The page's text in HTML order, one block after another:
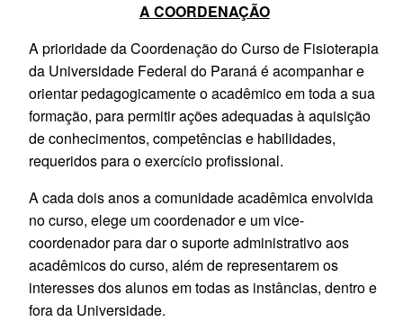
A COORDENAÇÃO
A prioridade da Coordenação do Curso de Fisioterapia
da Universidade Federal do Paraná é acompanhar e
orientar pedagogicamente o acadêmico em toda a sua
formação, para permitir ações adequadas à aquisição
de conhecimentos, competências e habilidades,
requeridos para o exercício profissional.
A cada dois anos a comunidade acadêmica envolvida
no curso, elege um coordenador e um vice-
coordenador para dar o suporte administrativo aos
acadêmicos do curso, além de representarem os
interesses dos alunos em todas as instâncias, dentro e
fora da Universidade.